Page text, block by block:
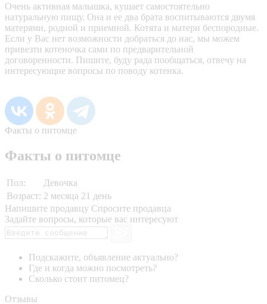
Очень активная малышка, кушает самостоятельно
натуральную пищу. Она и ее два брата воспитываются двумя
матерями, родной и приемной. Котята и матери беспородные.
Если у Вас нет возможности добраться до нас, мы можем
привезти котеночка сами по предварительной
договоренности. Пишите, буду рада пообщаться, отвечу на
интересующие вопросы по поводу котенка.
Факты о питомце
Факты о питомце
Пол:
Девочка
Возраст: 2 месяца 21 день
Напишите продавцу Спросите продавца
Задайте вопросы, которые вас интересуют
Подскажите, объявление актуально?
Где и когда можно посмотреть?
Сколько стоит питомец?
Отзывы